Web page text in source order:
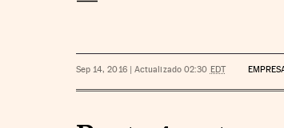
Sep 14, 2016 | Actualizado 02:30 EDT